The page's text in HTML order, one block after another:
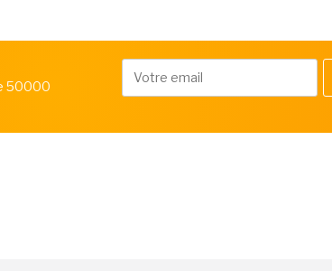
50000